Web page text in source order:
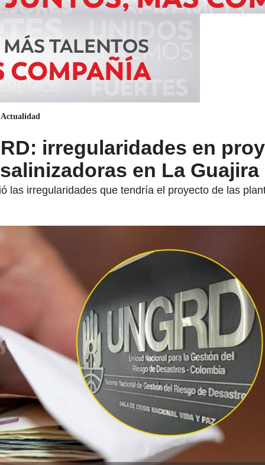
Actualidad
irregularidades en
en La Guajira
las irregularidades que tendría el proyecto de las